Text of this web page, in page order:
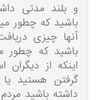
و بلند مدتی
باشید که چطور
آنها چیزی
باشید که چطور
اینکه از
گرفتن هستید
داشته باشید